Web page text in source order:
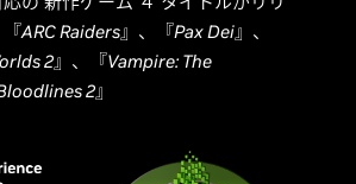
『ARC Raiders』、『Pax Dei』、
2』、『Vampire: The
2』